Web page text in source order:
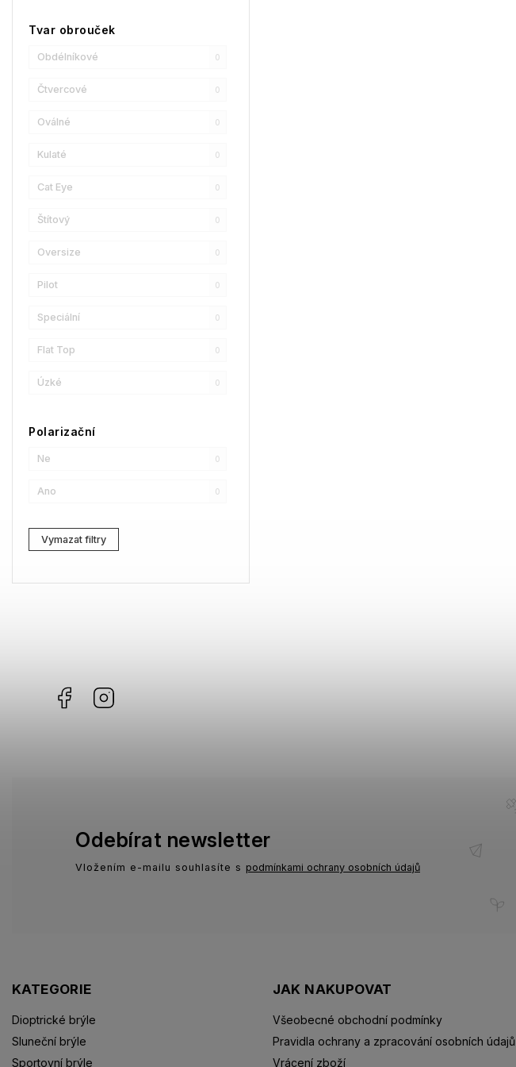
Reebok
Oscar De La Renta
Donna Karan
DKNY
Calvin Klein
Longchamp
Christian Lacroix
Love Moschino
Bollé
LENSSO
SPY
Tvar obrouček
Obdélníkové 0
Čtvercové 0
Oválné 0
Kulaté 0
Cat Eye 0
Štítový 0
Oversize 0
Pilot 0
Speciální 0
Flat Top 0
Úzké 0
Polarizační
Ne 0
Ano 0
Vymazat filtry
Facebook
KATEGORIE
Dioptrické brýle
Sluneční brýle
Sportovní brýle
JAK NAKUPOVAT
Všeobecné obchodní podmínky
Pravidla ochrany a zpracování osobních údajů
Vrácení zboží
Odebírat newsletter
Vložením e-mailu souhlasíte s podmínkami ochrany osobních údajů